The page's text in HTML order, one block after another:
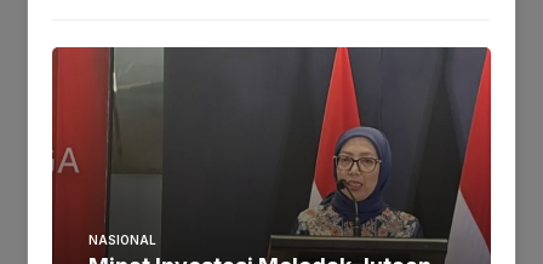
Ikuti kami :
Tinggalkan komentar
Komentar
NASIONAL